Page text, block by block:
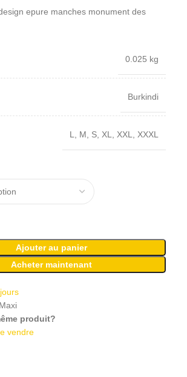
epure manches monument des
0.025 kg
Burkindi
L M S XL XXL XXXL
Ajouter au panier
Acheter maintenant
produit?
vendre